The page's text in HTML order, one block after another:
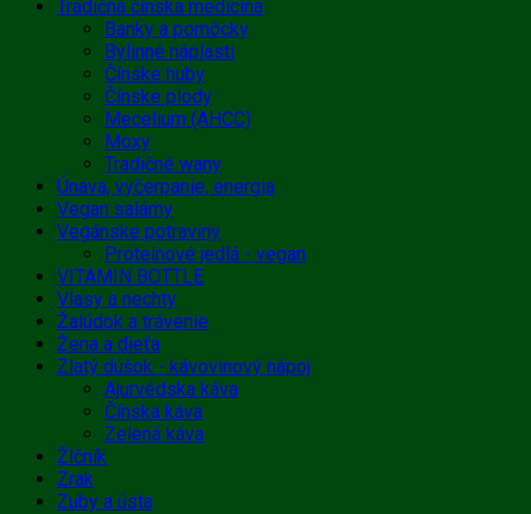
Tradičná čínska medicína
Banky a pomôcky
Bylinné náplasti
Čínske huby
Čínske plody
Mecelium (AHCC)
Moxy
Tradičné wany
Únava, vyčerpanie, energia
Vegan salámy
Vegánske potraviny
Proteínové jedlá - vegan
VITAMIN BOTTLE
Vlasy a nechty
Žalúdok a trávenie
Žena a dieťa
Zlatý dúšok - kávovinový nápoj
Ajurvédska káva
Čínska káva
Zelená káva
Žlčník
Zrak
Zuby a ústa